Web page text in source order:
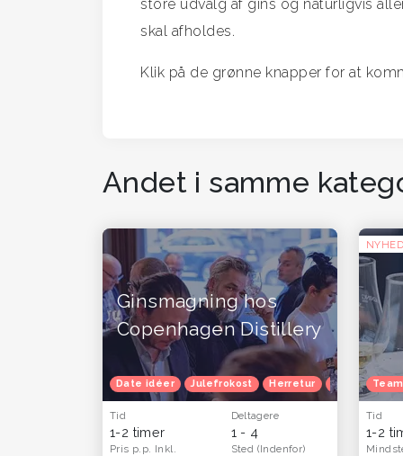
store udvalg af gins og naturligvis
skal afholdes.
Klik på de grønne knapper for at
Andet i samme
Ginsmagning hos
Copenhagen Distillery
Date idéer Julefrokost Herretur Venindetur
Tid
1-2 timer
Deltagere
1 - 4
Pris p.p. Inkl.
Sted (Indenfor)
NYHED
Tid
1-2